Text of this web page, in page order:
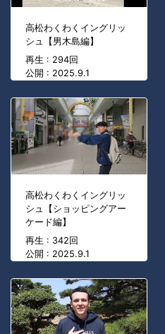
高松わくわくイングリッ
シュ【男木島編】
再生 : 294回
公開 : 2025.9.1
高松わくわくイングリッ
シュ【ショッピングアー
ケード編】
再生 : 342回
公開 : 2025.9.1